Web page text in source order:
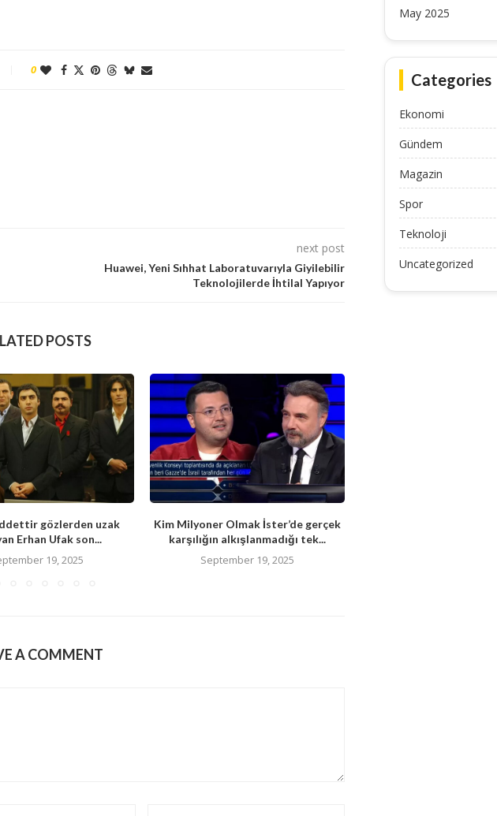
0
next post
Huawei, Yeni Sıhhat Laboratuvarıyla Giyilebilir
Teknolojilerde İhtilal Yapıyor
POSTS
gözlerden uzak
Erhan Ufak son...
19, 2025
Kim Milyoner Olmak İster’de gerçek
karşılığın alkışlanmadığı tek...
September 19, 2025
A COMMENT
May 2025
Categories
Ekonomi
Gündem
Magazin
Spor
Teknoloji
Uncategorized